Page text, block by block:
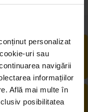
personalizat
uri sau
navigării
informațiilor
Află mai multe în
posibilitatea
30 zile, comandă
nevoie fără griji
COLET
împreună cu